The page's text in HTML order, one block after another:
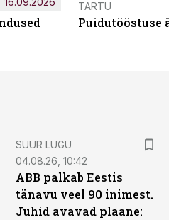
TARTU
Puidutööstuse
SUUR LUGU
04.08.26, 10:42
ABB palkab Eestis
tänavu veel 90 inimest.
Juhid avavad plaane: